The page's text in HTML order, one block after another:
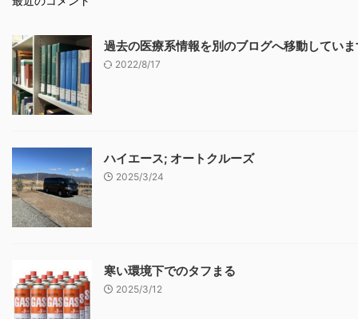
過去の医療系情報を別のブログへ移動してい
2022/8/17
ハイエース; オートクルーズ
2025/3/24
寒い環境下でのタフまる
2025/3/12